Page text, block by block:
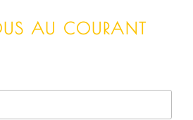
AU COURANT